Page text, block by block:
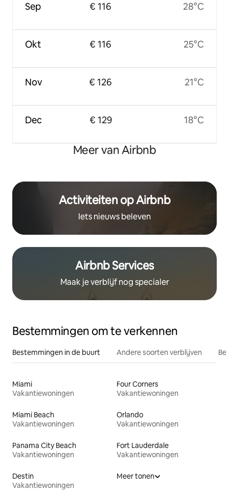
Sep
Okt
Nov
Dec
€ 116
€ 116
€ 126
€ 129
28°C
25°C
21°C
18°C
Meer van Airbnb
Activiteiten op Airbnb
Iets nieuws beleven
Airbnb Services
Maak je verblijf nog specialer
Bestemmingen om te verkennen
Bestemmingen in de buurt Andere soorten verblijven
Miami
Vakantiewoningen
Four Corners
Vakantiewoningen
Miami Beach
Vakantiewoningen
Orlando
Vakantiewoningen
Panama City Beach
Vakantiewoningen
Fort Lauderdale
Vakantiewoningen
Destin
Vakantiewoningen
Meer tonen